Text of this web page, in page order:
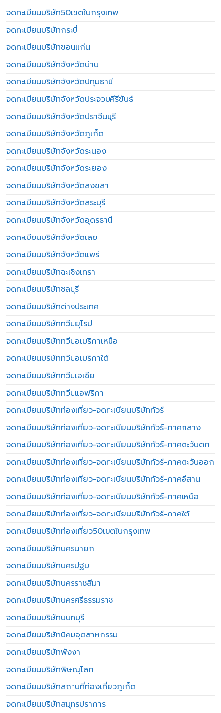
จดทะเบียนบริษัท50เขตในกรุงเทพ
จดทะเบียนบริษัทกระบี่
จดทะเบียนบริษัทขอนแก่น
จดทะเบียนบริษัทจังหวัดน่าน
จดทะเบียนบริษัทจังหวัดปทุมธานี
จดทะเบียนบริษัทจังหวัดประจวบคีรีขันธ์
จดทะเบียนบริษัทจังหวัดปราจีนบุรี
จดทะเบียนบริษัทจังหวัดภูเก็ต
จดทะเบียนบริษัทจังหวัดระนอง
จดทะเบียนบริษัทจังหวัดระยอง
จดทะเบียนบริษัทจังหวัดสงขลา
จดทะเบียนบริษัทจังหวัดสระบุรี
จดทะเบียนบริษัทจังหวัดอุดรธานี
จดทะเบียนบริษัทจังหวัดเลย
จดทะเบียนบริษัทจังหวัดแพร่
จดทะเบียนบริษัทฉะเชิงเทรา
จดทะเบียนบริษัทชลบุรี
จดทะเบียนบริษัทต่างประเทศ
จดทะเบียนบริษัททวีปยุโรป
จดทะเบียนบริษัททวีปอเมริกาเหนือ
จดทะเบียนบริษัททวีปอเมริกาใต้
จดทะเบียนบริษัททวีปเอเชีย
จดทะเบียนบริษัททวีปแอฟริกา
จดทะเบียนบริษัทท่องเที่ยว-จดทะเบียนบริษัททัวร์
จดทะเบียนบริษัทท่องเที่ยว-จดทะเบียนบริษัททัวร์-ภาคกลาง
จดทะเบียนบริษัทท่องเที่ยว-จดทะเบียนบริษัททัวร์-ภาคตะวันตก
จดทะเบียนบริษัทท่องเที่ยว-จดทะเบียนบริษัททัวร์-ภาคตะวันออก
จดทะเบียนบริษัทท่องเที่ยว-จดทะเบียนบริษัททัวร์-ภาคอีสาน
จดทะเบียนบริษัทท่องเที่ยว-จดทะเบียนบริษัททัวร์-ภาคเหนือ
จดทะเบียนบริษัทท่องเที่ยว-จดทะเบียนบริษัททัวร์-ภาคใต้
จดทะเบียนบริษัทท่องเที่ยว50เขตในกรุงเทพ
จดทะเบียนบริษัทนครนายก
จดทะเบียนบริษัทนครปฐม
จดทะเบียนบริษัทนครราชสีมา
จดทะเบียนบริษัทนครศรีธรรมราช
จดทะเบียนบริษัทนนทบุรี
จดทะเบียนบริษัทนิคมอุตสาหกรรม
จดทะเบียนบริษัทพังงา
จดทะเบียนบริษัทพิษณุโลก
จดทะเบียนบริษัทสถานที่ท่องเที่ยวภูเก็ต
จดทะเบียนบริษัทสมุทรปราการ